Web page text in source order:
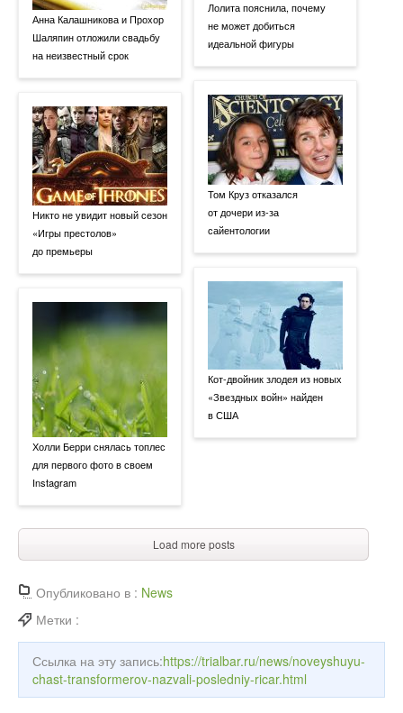
Анна Калашникова и Прохор
Шаляпин отложили свадьбу
на неизвестный срок
Никто не увидит новый сезон
«Игры престолов»
до премьеры
Холли Берри снялась топлес
для первого фото в своем
Instagram
Лолита пояснила, почему
не может добиться
идеальной фигуры
Том Круз отказался
от дочери из-за
сайентологии
Кот-двойник злодея из новых
«Звездных войн» найден
в США
Load more posts
Опубликовано в : News
Метки :
Ссылка на эту запись:https://trialbar.ru/news/noveyshuyu-
chast-transformerov-nazvali-posledniy-ricar.html